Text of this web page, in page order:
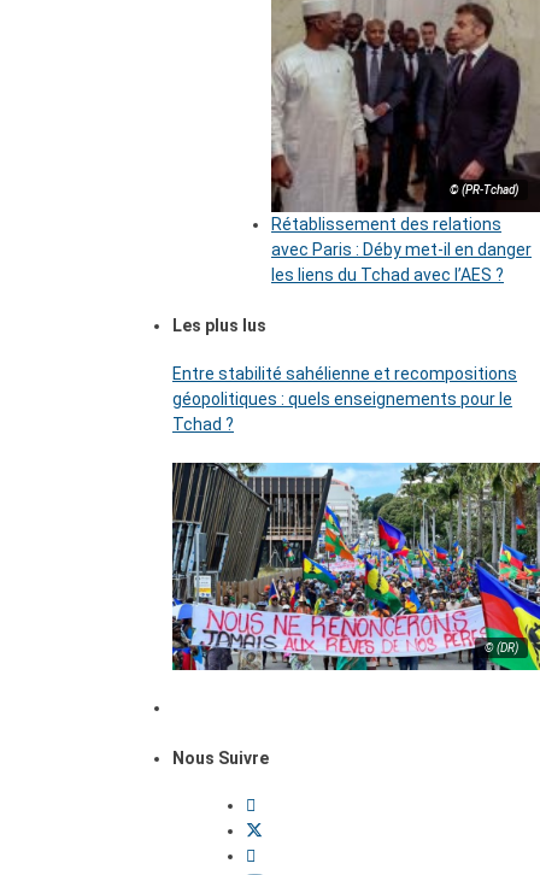
© (PR-Tchad)
Rétablissement des relations
avec Paris : Déby met-il en danger
les liens du Tchad avec l’AES ?
Les plus lus
Entre stabilité sahélienne et recompositions
géopolitiques : quels enseignements pour le
Tchad ?
© (DR)
Nous Suivre